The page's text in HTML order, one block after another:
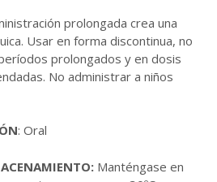
prolongada crea una
Usar en forma discontinua, no
prolongados y en dosis
No administrar a niños
: Oral
Manténgase en